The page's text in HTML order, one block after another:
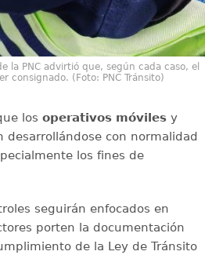
la PNC advirtió que, según cada caso, el
consignado. (Foto: PNC Tránsito)
los operativos móvilesy
con normalidad
los fines de
seguirán enfocados en
porten la documentación
de la Ley de Tránsito